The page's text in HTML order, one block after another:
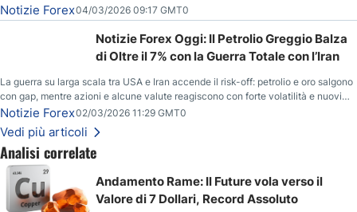
del gas naturale mette pressione all’euro.
Notizie Forex04/03/2026 09:17 GMT0
Notizie Forex Oggi: Il Petrolio Greggio Balza
di Oltre il 7% con la Guerra Totale con l’Iran
La guerra su larga scala tra USA e Iran accende il risk-off: petrolio e oro salgono
con gap, mentre azioni e alcune valute reagiscono con forte volatilità e nuovi
livelli da monitorare.
Notizie Forex02/03/2026 11:29 GMT0
Vedi più articoli
Analisi correlate
Andamento Rame: Il Future vola verso il
Valore di 7 Dollari, Record Assoluto